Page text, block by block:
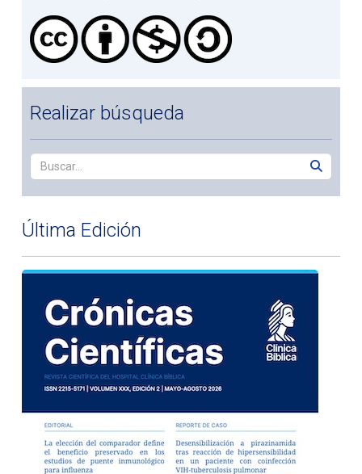
Realizar búsqueda
Última Edición